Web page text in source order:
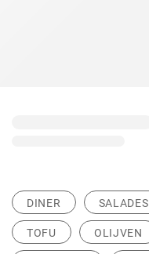
DINER SALADES
TOFU OLIJVEN